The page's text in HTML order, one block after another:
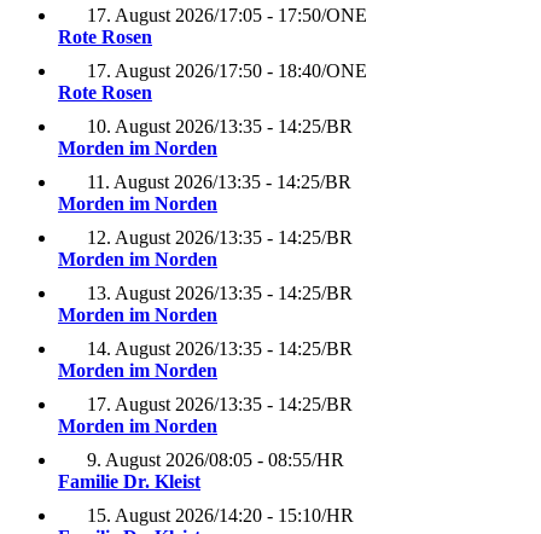
17. August 2026/17:05 - 17:50/ONE
Rote Rosen
17. August 2026/17:50 - 18:40/ONE
Rote Rosen
10. August 2026/13:35 - 14:25/BR
Morden im Norden
11. August 2026/13:35 - 14:25/BR
Morden im Norden
12. August 2026/13:35 - 14:25/BR
Morden im Norden
13. August 2026/13:35 - 14:25/BR
Morden im Norden
14. August 2026/13:35 - 14:25/BR
Morden im Norden
17. August 2026/13:35 - 14:25/BR
Morden im Norden
9. August 2026/08:05 - 08:55/HR
Familie Dr. Kleist
15. August 2026/14:20 - 15:10/HR